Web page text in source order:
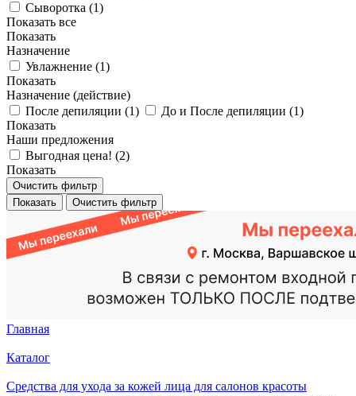
Сыворотка (1)
Показать все
Показать
Назначение
Увлажнение (1)
Показать
Назначение (действие)
После депиляции (1) До и После депиляции (1)
Показать
Наши предложения
Выгодная цена! (2)
Показать
Очистить фильтр
Показать
Очистить фильтр
Главная
Каталог
Средства для ухода за кожей лица для салонов красоты